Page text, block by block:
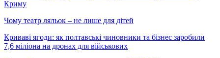
Криму
Чому театр ляльок – не лише для дітей
Криваві ягоди: як полтавські чиновники та бізнес заробили
7,6 міліона на дронах для військових